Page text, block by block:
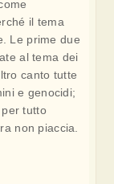
il tema
Le prime due
al tema dei
canto tutte
e genocidi;
tutto
non piaccia.